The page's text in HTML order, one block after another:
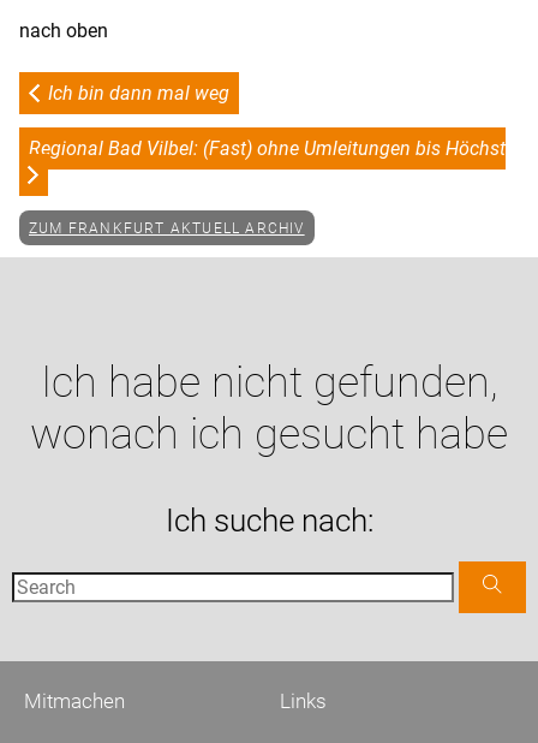
nach oben
Ich bin dann mal weg
Regional Bad Vilbel: (Fast) ohne Umleitungen bis Höchst
ZUM FRANKFURT AKTUELL ARCHIV
Ich habe nicht gefunden,
wonach ich gesucht habe
Ich suche nach:
Links
Mitmachen